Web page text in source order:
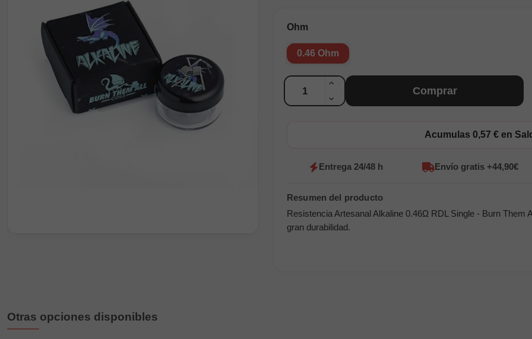
Ohm
0.46 Ohm
Cantidad
Comprar
Acumulas 0,57 € en
Entrega 24/48 h Envío gratis +44,90€
Resistencia Artesanal Alkaline 0.46Ω RDL Single - Burn
gran durabilidad.
Otras opciones disponibles